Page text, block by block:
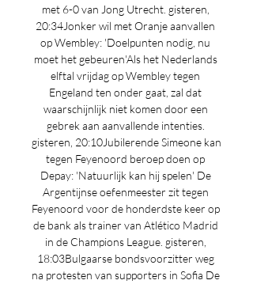
met 6-0 van Jong Utrecht. gisteren,
20:34Jonker wil met Oranje aanvallen
op Wembley: 'Doelpunten nodig, nu
moet het gebeuren'Als het Nederlands
elftal vrijdag op Wembley tegen
Engeland ten onder gaat, zal dat
waarschijnlijk niet komen door een
gebrek aan aanvallende intenties.
gisteren, 20:10Jubilerende Simeone kan
tegen Feyenoord beroep doen op
Depay: 'Natuurlijk kan hij spelen' De
Argentijnse oefenmeester zit tegen
Feyenoord voor de honderdste keer op
de bank als trainer van Atlético Madrid
in de Champions League. gisteren,
18:03Bulgaarse bondsvoorzitter weg
na protesten van supporters in Sofia De